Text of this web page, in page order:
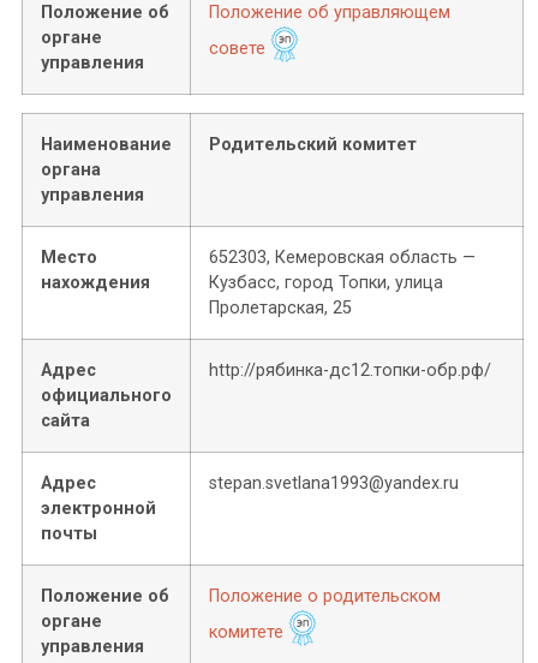
Положение об
органе
управления
Положение об управляющем
совете
Наименование
органа
управления
Родительский комитет
Место
нахождения
652303, Кемеровская область —
Кузбасс, город Топки, улица
Пролетарская, 25
Адрес
официального
сайта
http://рябинка-дс12.топки-обр.рф/
Адрес
электронной
почты
stepan.svetlana1993@yandex.ru
Положение об
органе
управления
Положение о родительском
комитете